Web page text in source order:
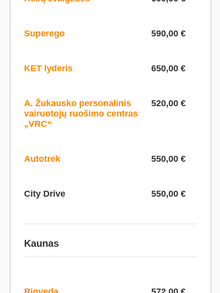
Superego 590,00 €
KET lyderis 650,00 €
A. Žukausko personalinis
vairuotojų ruošimo centras
„VRC“
520,00 €
Autotrek 550,00 €
City Drive 550,00 €
Kaunas